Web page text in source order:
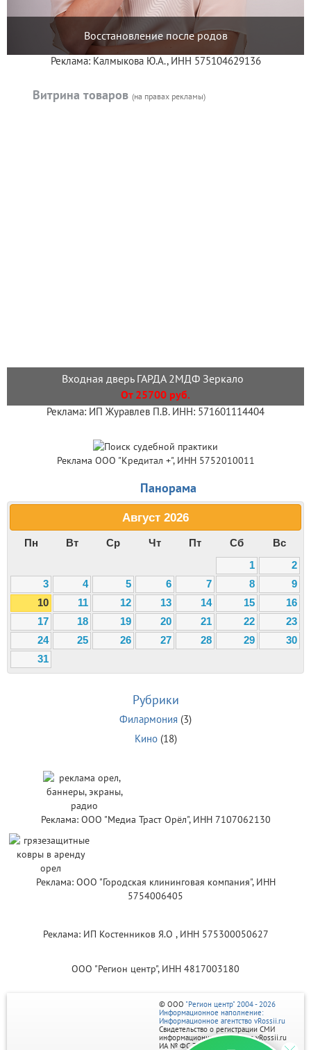
Восстановление после родов
Реклама: Калмыкова Ю.А., ИНН 575104629136
Витрина товаров (на правах рекламы)
Входная дверь ГАРДА 2МДФ Зеркало
От 25700 руб.
Реклама: ИП Журавлев П.В. ИНН: 571601114404
Реклама ООО "Кредитал +", ИНН 5752010011
Панорама
Август 2026
Пн Вт Ср Чт Пт Сб
Вс
1
2
3
4 5 6 7 8
9
10
11 12 13 14 15
16
17
18 19 20 21 22
23
24
25 26 27 28 29
30
31
Рубрики
Филармония (3)
Кино(18)
Реклама: ООО "Медиа Траст Орёл", ИНН 7107062130
Реклама: ООО "Городская клининговая компания", ИНН
5754006405
Реклама: ИП Костенников Я.О , ИНН 575300050627
ООО "Регион центр", ИНН 4817003180
© ООО "Регион центр" 2004 - 2026
Информационное наполнение:
Информационное агентство vRossii.ru
Свидетельство о регистрации СМИ
информационного агентства vRossii.ru
ИА № ФС 77‑35502